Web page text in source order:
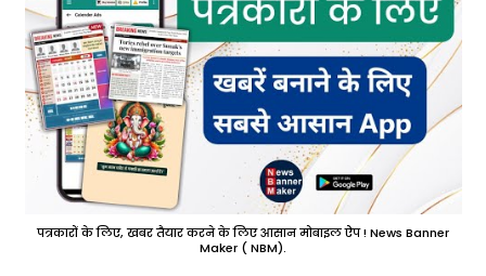
पत्रकारों के लिए, खबर तैयार करने के लिए आसान मोबाइल ऐप ! News Banner
Maker ( NBM).